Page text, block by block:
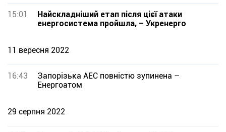
15:01
Найскладніший етап після цієї атаки
енергосистема пройшла, – Укренерго
11 вересня 2022
16:43
Запорізька АЕС повністю зупинена –
Енергоатом
29 серпня 2022